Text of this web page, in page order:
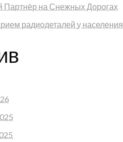
на Снежных Дорогах
радиодеталей у населения